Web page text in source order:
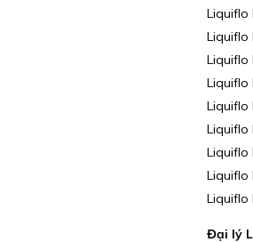
Liquiflo
Liquiflo
Liquiflo
Liquiflo
Liquiflo
Liquiflo
Liquiflo
Liquiflo
Liquiflo
Đại lý